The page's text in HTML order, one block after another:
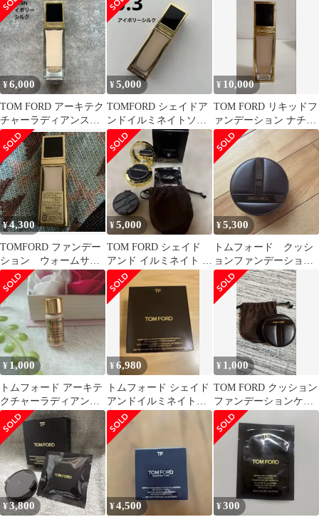
ァンデーション
¥6,000
TOM FORD アーキテク
チャーラディアンスハ
イドレーティング
2.0N
¥5,000
TOMFORD シェイドア
ンドイルミネイトソフ
トラディアンスファン
デ 0.3
¥ 10,000
TOM FORD リキッドフ
ァンデーション ナチュ
ラル
¥4,300
TOMFORD ファンデー
ション ウォームサン
ド
¥5,000
TOM FORD シェイド
アンド イルミネイト ク
ッションファンデ
¥5,300
トムフォード クッシ
ョンファンデーション
リネン
¥ 1,000
トムフォード アーキテ
クチャーラディアンス
ハイドレーティング
ファンデーション
¥6,980
トムフォード シェイド
アンドイルミネイト
ファンデーション ソ
フトラディアンス
¥ 1,000
TOM FORD クッション
ファンデーションケー
ス
¥3,800 ¥4,500 ¥300